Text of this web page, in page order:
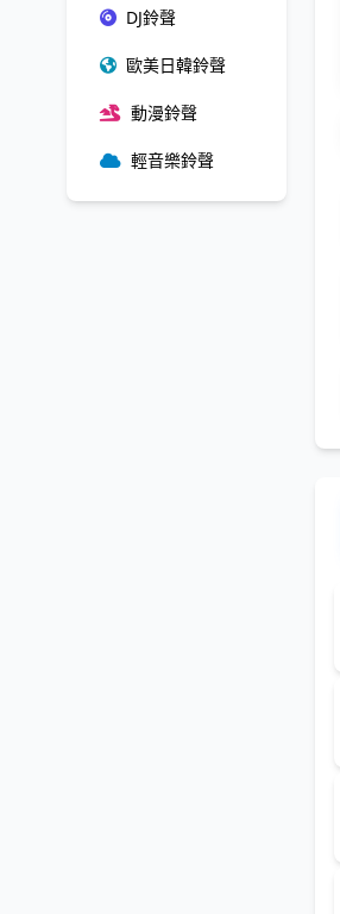
DJ鈴聲
歐美日韓鈴聲
動漫鈴聲
輕音樂鈴聲